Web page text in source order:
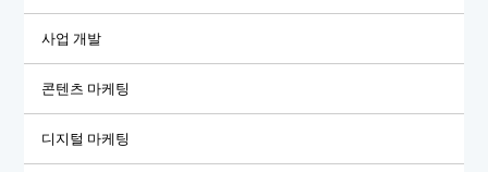
사업 개발
콘텐츠 마케팅
디지털 마케팅